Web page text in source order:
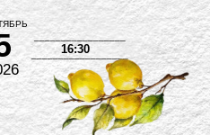
_________________
__________________
16:30